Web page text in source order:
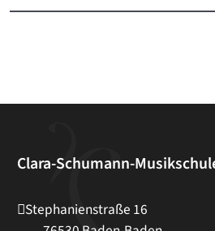
Clara-Schumann-
Stephanienstraße 16